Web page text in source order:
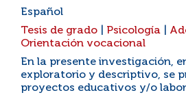
Español
Tesis de grado Psicología
Orientación vocacional
En la presente investigación,
exploratorio y descriptivo, se
proyectos educativos y/o